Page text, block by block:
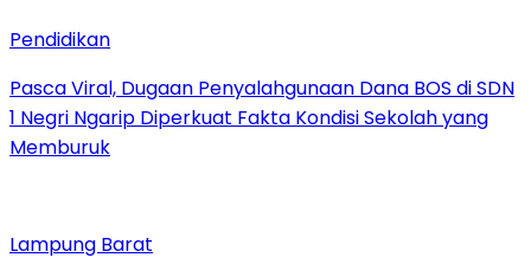
Pendidikan
Pasca Viral, Dugaan Penyalahgunaan Dana BOS di SDN
1 Negri Ngarip Diperkuat Fakta Kondisi Sekolah yang
Memburuk
Lampung Barat